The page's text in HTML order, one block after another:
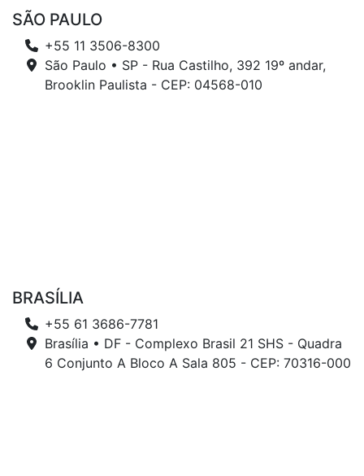
SÃO PAULO
+55 11 3506-8300
São Paulo • SP - Rua Castilho, 392 19º andar,
Brooklin Paulista - CEP: 04568-010
BRASÍLIA
+55 61 3686-7781
Brasília • DF - Complexo Brasil 21 SHS - Quadra
6 Conjunto A Bloco A Sala 805 - CEP: 70316-000